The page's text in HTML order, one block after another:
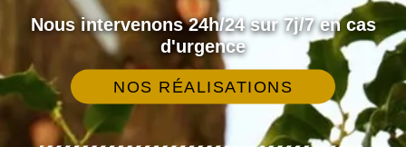
Nous intervenons 24h/24 sur 7j/7 en cas
d'urgence
NOS RÉALISATIONS